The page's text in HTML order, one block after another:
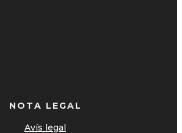
NOTA LEGAL
Avís legal